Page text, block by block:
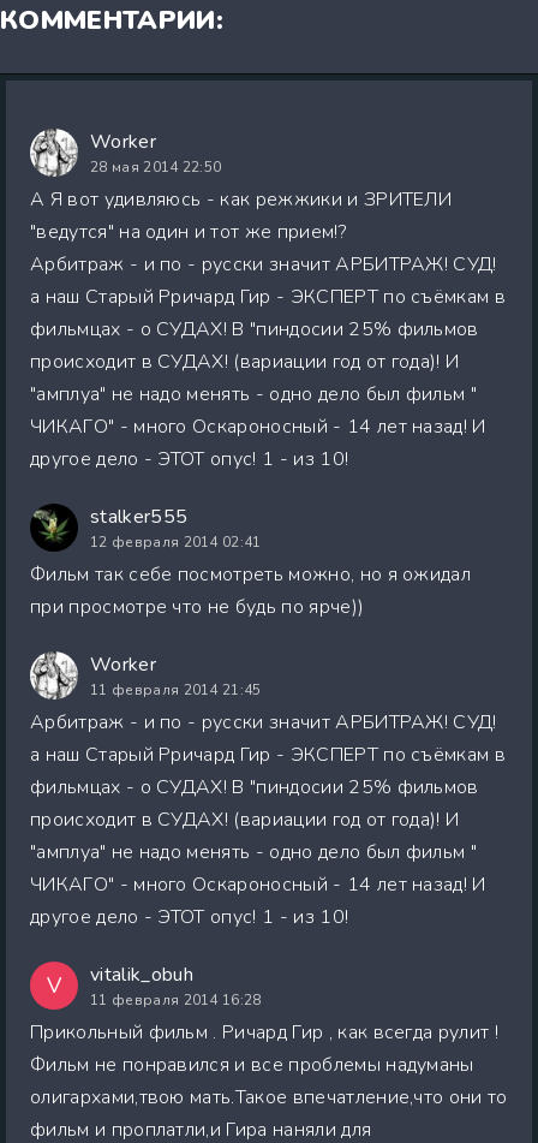
КОММЕНТАРИИ:
Worker
28 мая 2014 22:50
А Я вот удивляюсь - как режжики и ЗРИТЕЛИ
"ведутся" на один и тот же прием!?
Арбитраж - и по - русски значит АРБИТРАЖ! СУД!
а наш Старый Рричард Гир - ЭКСПЕРТ по съёмкам в
фильмцах - о СУДАХ! В "пиндосии 25% фильмов
происходит в СУДАХ! (вариации год от года)! И
"амплуа" не надо менять - одно дело был фильм "
ЧИКАГО" - много Оскароносный - 14 лет назад! И
другое дело - ЭТОТ опус! 1 - из 10!
stalker555
12 февраля 2014 02:41
Фильм так себе посмотреть можно, но я ожидал
при просмотре что не будь по ярче))
Worker
11 февраля 2014 21:45
Арбитраж - и по - русски значит АРБИТРАЖ! СУД!
а наш Старый Рричард Гир - ЭКСПЕРТ по съёмкам в
фильмцах - о СУДАХ! В "пиндосии 25% фильмов
происходит в СУДАХ! (вариации год от года)! И
"амплуа" не надо менять - одно дело был фильм "
ЧИКАГО" - много Оскароносный - 14 лет назад! И
другое дело - ЭТОТ опус! 1 - из 10!
V vitalik_obuh
11 февраля 2014 16:28
Прикольный фильм . Ричард Гир , как всегда рулит !
Фильм не понравился и все проблемы надуманы
олигархами,твою мать.Такое впечатление,что они то
фильм и проплатли,и Гира наняли для